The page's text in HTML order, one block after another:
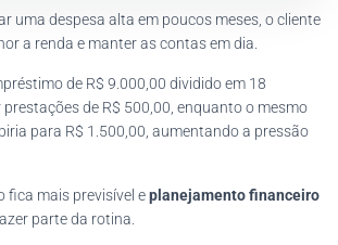
uma despesa alta em poucos meses, o cliente
a renda e manter as contas em dia.
de R$ 9.000,00 dividido em 18
de R$ 500,00, enquanto o mesmo
para R$ 1.500,00, aumentando a pressão
fica mais previsível eplanejamento financeiro
parte da rotina.